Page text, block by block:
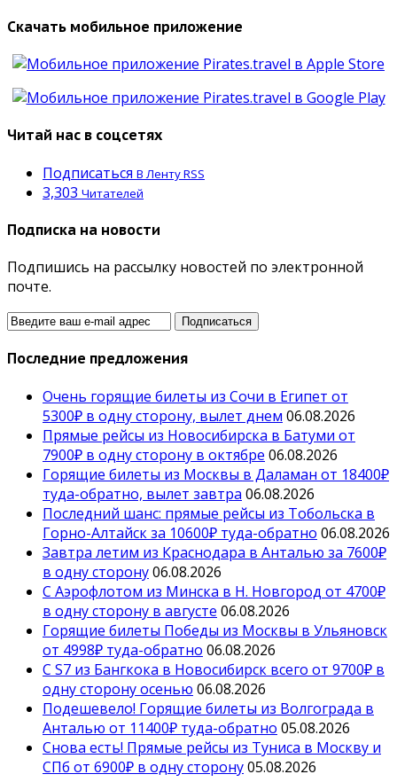
Скачать мобильное приложение
Читай нас в соцсетях
Подписаться В Ленту RSS
3,303 Читателей
Подписка на новости
Подпишись на рассылку новостей по электронной
почте.
Последние предложения
Очень горящие билеты из Сочи в Египет от
5300₽ в одну сторону, вылет днем 06.08.2026
Прямые рейсы из Новосибирска в Батуми от
7900₽ в одну сторону в октябре 06.08.2026
Горящие билеты из Москвы в Даламан от 18400₽
туда-обратно, вылет завтра 06.08.2026
Последний шанс: прямые рейсы из Тобольска в
Горно-Алтайск за 10600₽ туда-обратно 06.08.2026
Завтра летим из Краснодара в Анталью за 7600₽
в одну сторону06.08.2026
С Аэрофлотом из Минска в Н. Новгород от 4700₽
в одну сторону в августе 06.08.2026
Горящие билеты Победы из Москвы в Ульяновск
от 4998₽ туда-обратно 06.08.2026
С S7 из Бангкока в Новосибирск всего от 9700₽ в
одну сторону осенью 06.08.2026
Подешевело! Горящие билеты из Волгограда в
Анталью от 11400₽ туда-обратно 05.08.2026
Снова есть! Прямые рейсы из Туниса в Москву и
СПб от 6900₽ в одну сторону05.08.2026